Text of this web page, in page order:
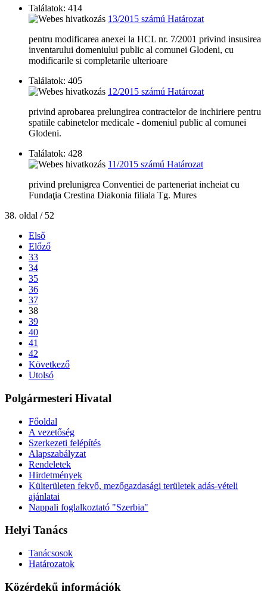
Találatok: 414
13/2015 számú Határozat
pentru modificarea anexei la HCL nr. 7/2001 privind insusirea
inventarului domeniului public al comunei Glodeni, cu
modificarile si completarile ulterioare
Találatok: 405
12/2015 számú Határozat
privind aprobarea prelungirea contractelor de inchiriere pentru
spatiile cabinetelor medicale - domeniul public al comunei
Glodeni.
Találatok: 428
11/2015 számú Határozat
privind prelunigrea Conventiei de parteneriat incheiat cu
Fundaţia Crestina Diakonia filiala Tg. Mures
38. oldal / 52
Első
Előző
33
34
35
36
37
38
39
40
41
42
Következő
Utolsó
Polgármesteri Hivatal
Főoldal
A vezetőség
Szerkezeti felépítés
Alapszabályzat
Rendeletek
Hirdetmények
Külterületen fekvő, mezőgazdasági területek adás-vételi
ajánlatai
Nappali foglalkoztató "Szerbia"
Helyi Tanács
Tanácsosok
Határozatok
Közérdekű információk